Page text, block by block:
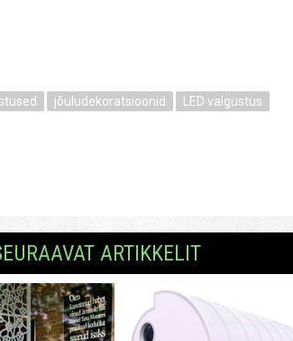
jõuludekoratsioonid
LED valgustus
ARTIKKELIT